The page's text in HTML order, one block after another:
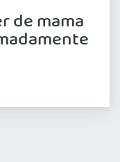
de mama